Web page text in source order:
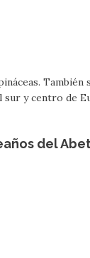
y centro de
del